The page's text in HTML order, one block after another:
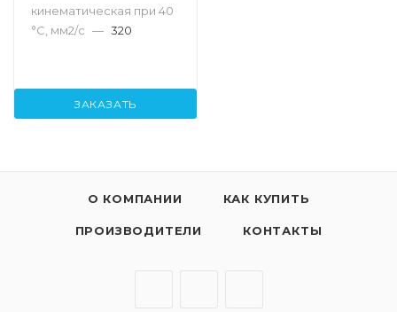
кинематическая при 40
°С, мм2/с — 320
ЗАКАЗАТЬ
О КОМПАНИИ КАК КУПИТЬ
ПРОИЗВОДИТЕЛИ КОНТАКТЫ